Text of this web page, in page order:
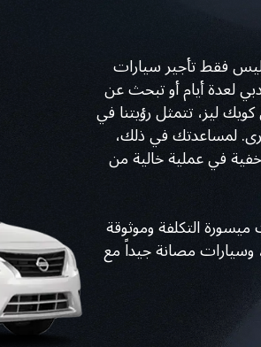
ليس فقط تأجير سيارات
لعدة أيام أو تبحث عن
ليز، تتمثل رؤيتنا في
لمساعدتك في ذلك،
في عملية خالية من
التكلفة وموثوقة
مصانة جيداً مع